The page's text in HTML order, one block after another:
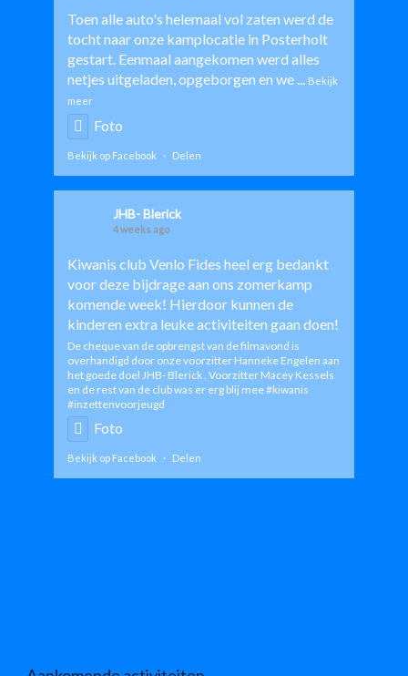
Toen alle auto's helemaal vol zaten werd de
tocht naar onze kamplocatie in Posterholt
gestart. Eenmaal aangekomen werd alles
netjes uitgeladen, opgeborgen en we ... Bekijk
meer
Foto
Bekijk op Facebook · Delen
JHB- Blerick
4 weeks ago
Kiwanis club Venlo Fides heel erg bedankt
voor deze bijdrage aan ons zomerkamp
komende week! Hierdoor kunnen de
kinderen extra leuke activiteiten gaan doen!
De cheque van de opbrengst van de filmavond is
overhandigd door onze voorzitter Hanneke Engelen aan
het goede doel JHB- Blerick . Voorzitter Macey Kessels
en de rest van de club was er erg blij mee#kiwanis
#inzettenvoorjeugd
Foto
Bekijk op Facebook · Delen